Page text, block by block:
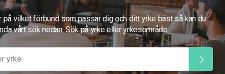
på vilket förbund som passar dig och ditt yrke bäst så kan du
vårt sök nedan. Sök på yrke eller yrkesområde.